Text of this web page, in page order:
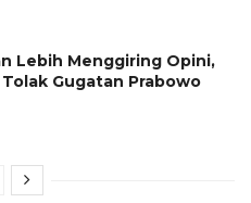
Lebih Menggiring Opini,
Tolak Gugatan Prabowo